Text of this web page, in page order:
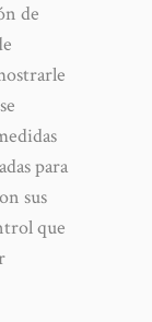
de
para
sus
que